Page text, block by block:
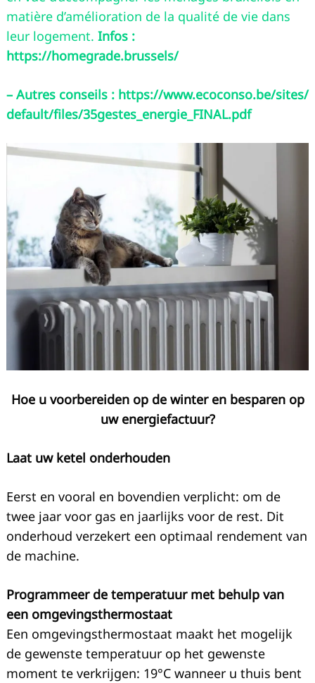
matière d’amélioration de la qualité de vie dans
leur logement. Infos :
https://homegrade.brussels/
– Autres conseils : https://www.ecoconso.be/sites/
default/files/35gestes_energie_FINAL.pdf
Hoe u voorbereiden op de winter en besparen op
uw energiefactuur?
Laat uw ketel onderhouden
Eerst en vooral en bovendien verplicht: om de
twee jaar voor gas en jaarlijks voor de rest. Dit
onderhoud verzekert een optimaal rendement van
de machine.
Programmeer de temperatuur met behulp van
een omgevingsthermostaat
Een omgevingsthermostaat maakt het mogelijk
de gewenste temperatuur op het gewenste
moment te verkrijgen: 19°C wanneer u thuis bent
Recherche
pour